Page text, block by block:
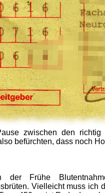
zwischen den richtig
befürchten, dass noch
der Frühe
Vielleicht muss ich